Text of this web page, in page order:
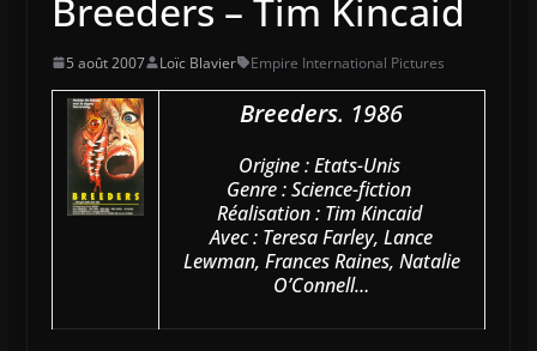
Breeders – Tim Kincaid
5 août 2007 Loïc Blavier Empire International Pictures
Breeders. 1986
Origine : Etats-Unis
Genre : Science-fiction
Réalisation : Tim Kincaid
Avec : Teresa Farley, Lance
Lewman, Frances Raines, Natalie
O’Connell…